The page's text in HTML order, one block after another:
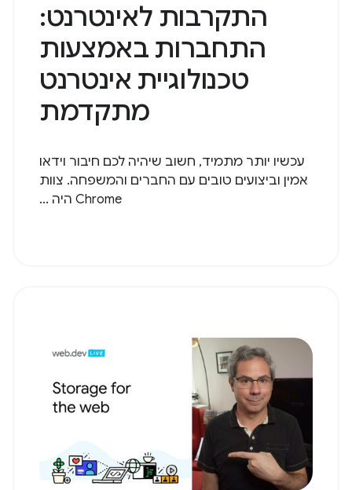
התקרבות לאינטרנט:
התחברות באמצעות
טכנולוגיית אינטרנט
מתקדמת
עכשיו יותר מתמיד, חשוב שיהיה לכם חיבור וידאו
אמין וביצועים טובים עם החברים והמשפחה. צוות
Chrome היה ...